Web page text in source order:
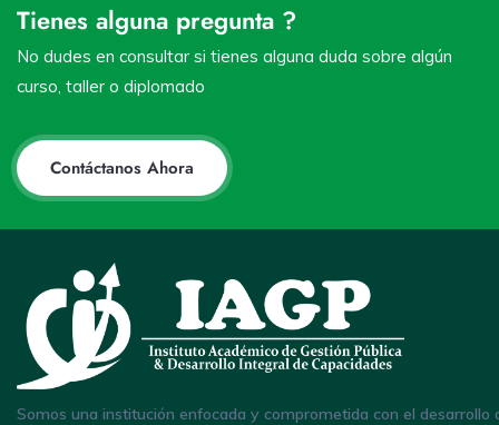
Tienes alguna pregunta ?
No dudes en consultar si tienes alguna duda sobre algún
curso, taller o diplomado
Contáctanos Ahora
Somos una institución enfocada y comprometida con el desarrollo